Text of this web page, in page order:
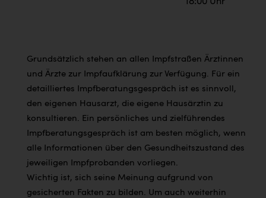
Grundsätzlich stehen an allen Impfstraßen Ärztinnen
und Ärzte zur Impfaufklärung zur Verfügung. Für ein
detailliertes Impfberatungsgespräch ist es sinnvoll,
den eigenen Hausarzt, die eigene Hausärztin zu
konsultieren. Ein persönliches und zielführendes
Impfberatungsgespräch ist am besten möglich, wenn
alle Informationen über den Gesundheitszustand des
jeweiligen Impfprobanden vorliegen.
Wichtig ist, sich seine Meinung aufgrund von
gesicherten Fakten zu bilden. Um auch weiterhin